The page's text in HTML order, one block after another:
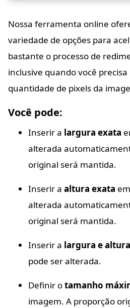
Nossa ferramenta online
variedade de opções para
bastante o processo de
inclusive quando você
quantidade de pixels da
Você pode:
Inserir a largura exata
alterada
original será mantida.
Inserir a altura exata
alterada
original será mantida.
Inserir a largura e
pode ser alterada.
Definir otamanho
imagem. A proporção